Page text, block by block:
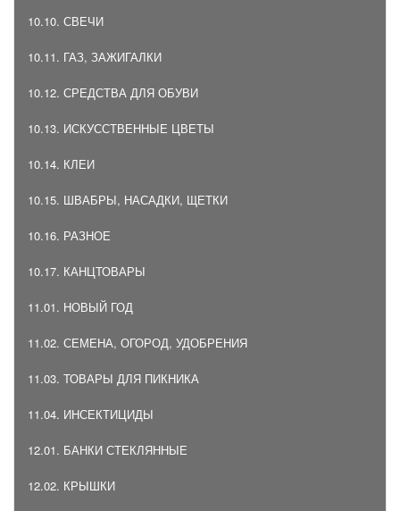
10.10. СВЕЧИ
10.11. ГАЗ, ЗАЖИГАЛКИ
10.12. СРЕДСТВА ДЛЯ ОБУВИ
10.13. ИСКУССТВЕННЫЕ ЦВЕТЫ
10.14. КЛЕИ
10.15. ШВАБРЫ, НАСАДКИ, ЩЕТКИ
10.16. РАЗНОЕ
10.17. КАНЦТОВАРЫ
11.01. НОВЫЙ ГОД
11.02. СЕМЕНА, ОГОРОД, УДОБРЕНИЯ
11.03. ТОВАРЫ ДЛЯ ПИКНИКА
11.04. ИНСЕКТИЦИДЫ
12.01. БАНКИ СТЕКЛЯННЫЕ
12.02. КРЫШКИ